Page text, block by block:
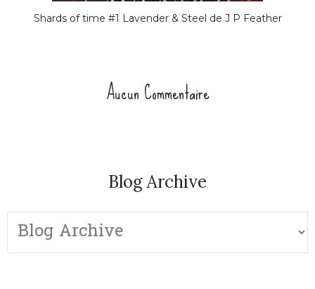
Shards of time #1 Lavender & Steel de J P Feather
Aucun Commentaire
Blog Archive